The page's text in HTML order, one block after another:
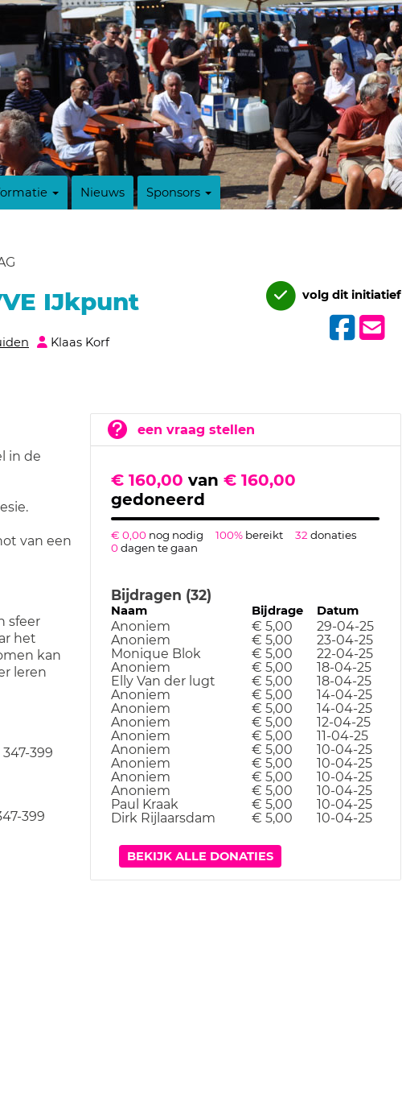
Nieuws Sponsors
IJkpunt
Klaas Korf
volg dit initiatief
een vraag stellen
€ 160,00 van € 160,00
gedoneerd
€ 0,00 nog nodig 100% bereikt 32 donaties
0dagen te gaan
Bijdragen (32)
Naam Bijdrage Datum
Anoniem € 5,00
29-04-25
Anoniem
€ 5,00
23-04-25
Monique Blok
€ 5,00
22-04-25
Anoniem
€ 5,00
18-04-25
Elly Van der lugt
€ 5,00
18-04-25
Anoniem
€ 5,00
14-04-25
Anoniem
€ 5,00
14-04-25
Anoniem
€ 5,00
12-04-25
Anoniem
€ 5,00
11-04-25
Anoniem
€ 5,00
10-04-25
Anoniem
€ 5,00
10-04-25
Anoniem
€ 5,00
10-04-25
Anoniem
€ 5,00
10-04-25
Paul Kraak
€ 5,00
10-04-25
Dirk Rijlaarsdam
€ 5,00 10-04-25
BEKIJK ALLE DONATIES
in de
van een
sfeer
het
kan
leren
399
399